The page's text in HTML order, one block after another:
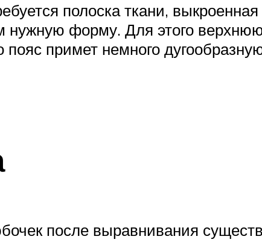
полоска ткани,
нужную форму. Для этого
примет немного
после выравнивания